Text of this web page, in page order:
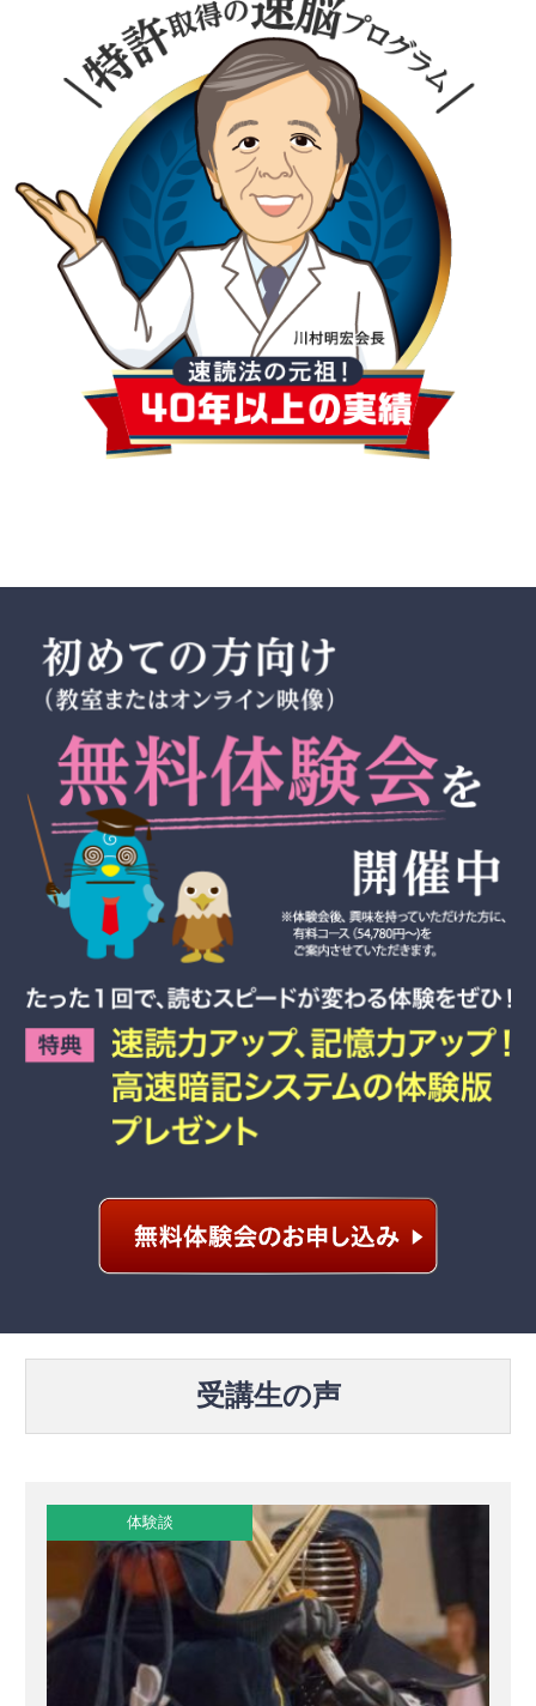
受講生の声
体験談